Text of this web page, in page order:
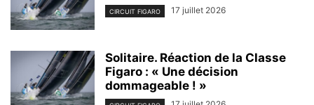
CIRCUIT FIGARO 17 juillet 2026
Solitaire. Réaction de la Classe
Figaro : « Une décision
dommageable ! »